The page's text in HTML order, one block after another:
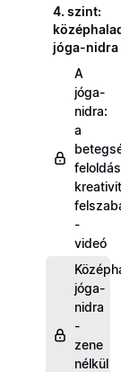
4. szint:
jóga-nidra
A
jóga-
nidra:
a
-
videó
jóga-
nidra
-
zene
nélkül